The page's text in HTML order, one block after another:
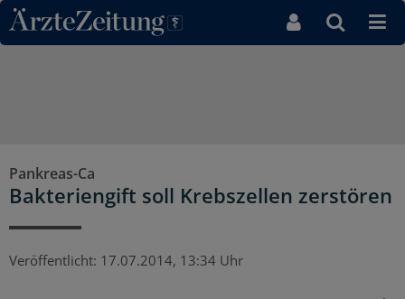
Direkt zum Inhaltsbereich
Pankreas-Ca
Bakteriengift soll Krebszellen zerstören
Veröffentlicht: 17.07.2014, 13:34 Uhr